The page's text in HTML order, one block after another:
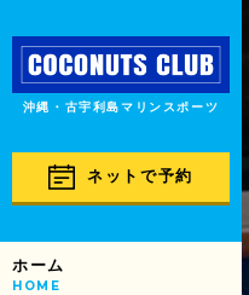
沖縄・古宇利島マリンスポーツ
ネットで予約
ホーム
HOME